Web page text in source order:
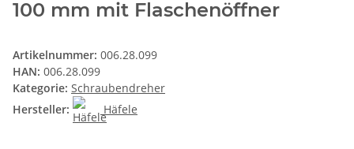
100 mm mit Flaschenöffner
Artikelnummer: 006.28.099
HAN: 006.28.099
Kategorie: Schraubendreher
Hersteller:
Häfele